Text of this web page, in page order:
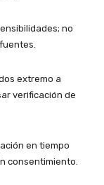
no
extremo a
verificación de
en tiempo
consentimiento.